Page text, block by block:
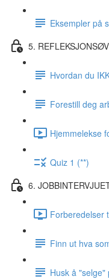
Eksempler på
5.
Hvordan du
Forestill deg
Hjemmelekse
Quiz 1 (**)
6.
Forberedelser
Finn ut hva
Husk å "selge"